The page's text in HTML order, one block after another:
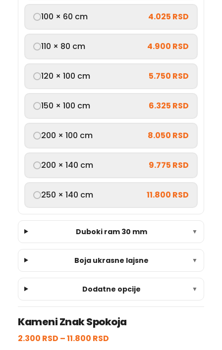
100 × 60 cm 4.025 RSD
110 × 80 cm 4.900 RSD
120 × 100 cm 5.750 RSD
150 × 100 cm 6.325 RSD
200 × 100 cm 8.050 RSD
200 × 140 cm 9.775 RSD
250 × 140 cm 11.800 RSD
Duboki ram 30 mm ▼
Boja ukrasne lajsne ▼
Dodatne opcije ▼
Kameni Znak Spokoja
2.300 RSD –11.800 RSD